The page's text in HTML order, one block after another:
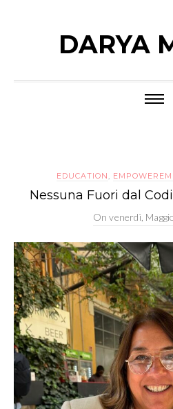
DARYA
EDUCATION ,
Nessuna Fuori dal
Onvenerdì,